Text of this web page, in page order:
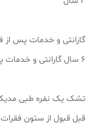
گارانتی و خدمات پس
6 سال گارانتی و خدمات پس از فروش
تشک یک نفره طبی
قبل قبول از ستون فقرات